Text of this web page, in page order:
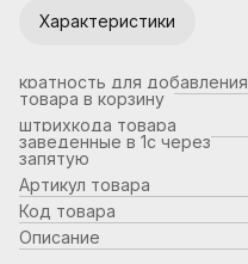
Характеристики
кратность для добавления
товара в корзину
штрихкода товара
заведенные в 1с через
запятую
Артикул товара
Код товара
Описание